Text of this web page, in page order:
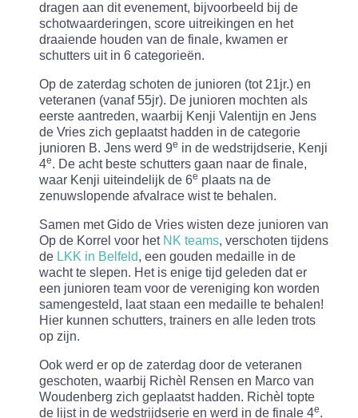
dragen aan dit evenement, bijvoorbeeld bij de
schotwaarderingen, score uitreikingen en het
draaiende houden van de finale, kwamen er
schutters uit in 6 categorieën.
Op de zaterdag schoten de junioren (tot 21jr.) en
veteranen (vanaf 55jr). De junioren mochten als
eerste aantreden, waarbij Kenji Valentijn en Jens
de Vries zich geplaatst hadden in de categorie
junioren B. Jens werd 9e in de wedstrijdserie, Kenji
4e. De acht beste schutters gaan naar de finale,
waar Kenji uiteindelijk de 6e plaats na de
zenuwslopende afvalrace wist te behalen.
Samen met Gido de Vries wisten deze junioren van
Op de Korrel voor het NK teams, verschoten tijdens
de LKK in Belfeld, een gouden medaille in de
wacht te slepen. Het is enige tijd geleden dat er
een junioren team voor de vereniging kon worden
samengesteld, laat staan een medaille te behalen!
Hier kunnen schutters, trainers en alle leden trots
op zijn.
Ook werd er op de zaterdag door de veteranen
geschoten, waarbij Richèl Rensen en Marco van
Woudenberg zich geplaatst hadden. Richèl topte
de lijst in de wedstrijdserie en werd in de finale 4e.